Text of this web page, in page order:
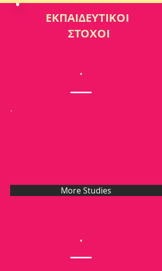
ΕΚΠΑΙΔΕΥΤΙΚΟΙ
ΣΤΟΧΟΙ
.
.
More Studies
.